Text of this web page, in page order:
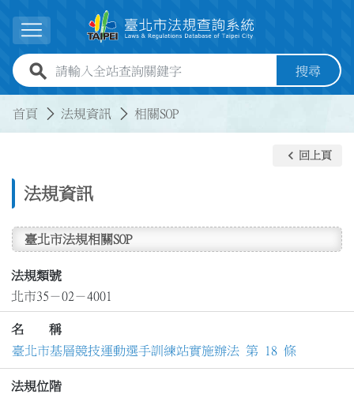
展開選單
全站查詢關鍵字欄位 搜尋
首頁 法規資訊 相關SOP
法規資訊
keyboard_arrow_left 回上頁
臺北市法規相關SOP
法規類號
北市35－02－4001
名 稱
臺北市基層競技運動選手訓練站實施辦法 第 18 條
法規位階